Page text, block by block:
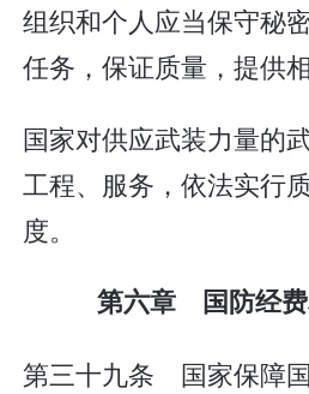
组织和个人应当保守秘
任务，保证质量，提供
国家对供应武装力量的
工程、服务，依法实行
度。
第六章 国防经
第三十九条 国家保障